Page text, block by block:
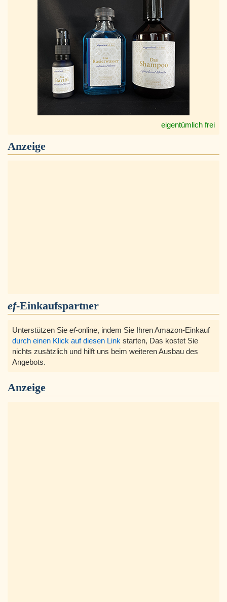
eigentümlich frei
Anzeige
ef-Einkaufspartner
Unterstützen Sie ef-online, indem Sie Ihren Amazon-Einkauf
durch einen Klick auf diesen Link starten, Das kostet Sie
nichts zusätzlich und hilft uns beim weiteren Ausbau des
Angebots.
Anzeige